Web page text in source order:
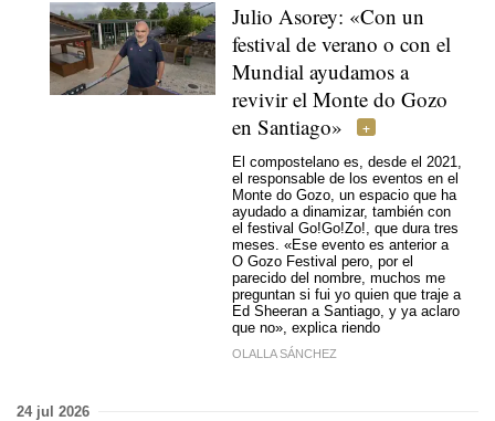
Julio Asorey: «Con un
festival de verano o con el
Mundial ayudamos a
revivir el Monte do Gozo
en Santiago»
El compostelano es, desde el 2021,
el responsable de los eventos en el
Monte do Gozo, un espacio que ha
ayudado a dinamizar, también con
el festival Go!Go!Zo!, que dura tres
meses. «Ese evento es anterior a
O Gozo Festival pero, por el
parecido del nombre, muchos me
preguntan si fui yo quien que traje a
Ed Sheeran a Santiago, y ya aclaro
que no», explica riendo
OLALLA SÁNCHEZ
24 jul 2026